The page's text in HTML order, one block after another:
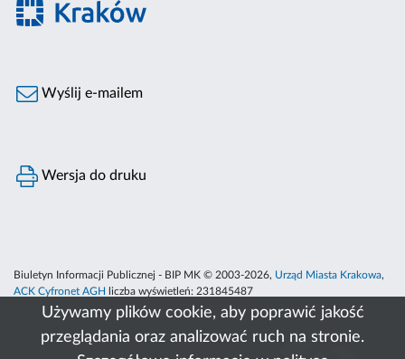
Używamy plików cookie, aby poprawić jakość
przeglądania oraz analizować ruch na stronie.
Wyślij e-mailem
Wersja do druku
Biuletyn Informacji Publicznej - BIP MK © 2003-2026, Urząd Miasta Krakowa,
ACK Cyfronet AGH
liczba wyświetleń: 231845487